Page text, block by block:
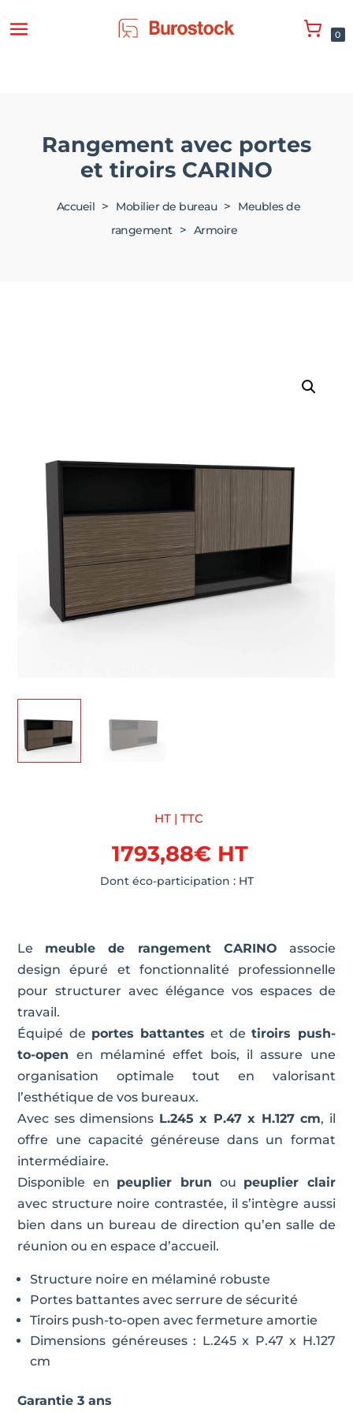
0
Rangement avec portes
et tiroirs CARINO
Accueil > Mobilier de bureau >
Meubles de
rangement > Armoire
HT | TTC
1793,88€HT
Dont éco-participation : HT
Le meuble de rangement CARINO associe
design épuré et fonctionnalité professionnelle
pour structurer avec élégance vos espaces de
travail.
Équipé de portes battantes et detiroirs push-
to-open en mélaminé effet bois, il assure une
organisation optimale tout en valorisant
l’esthétique de vos bureaux.
Avec ses dimensions L.245 x P.47 x H.127 cm, il
offre une capacité généreuse dans un format
intermédiaire.
Disponible en peuplier brun ou peuplier clair
avec structure noire contrastée, il s’intègre aussi
bien dans un bureau de direction qu’en salle de
réunion ou en espace d’accueil.
Structure noire en mélaminé robuste
Portes battantes avec serrure de sécurité
Tiroirs push-to-open avec fermeture amortie
Dimensions généreuses : L.245 x P.47 x H.127
cm
Garantie 3 ans